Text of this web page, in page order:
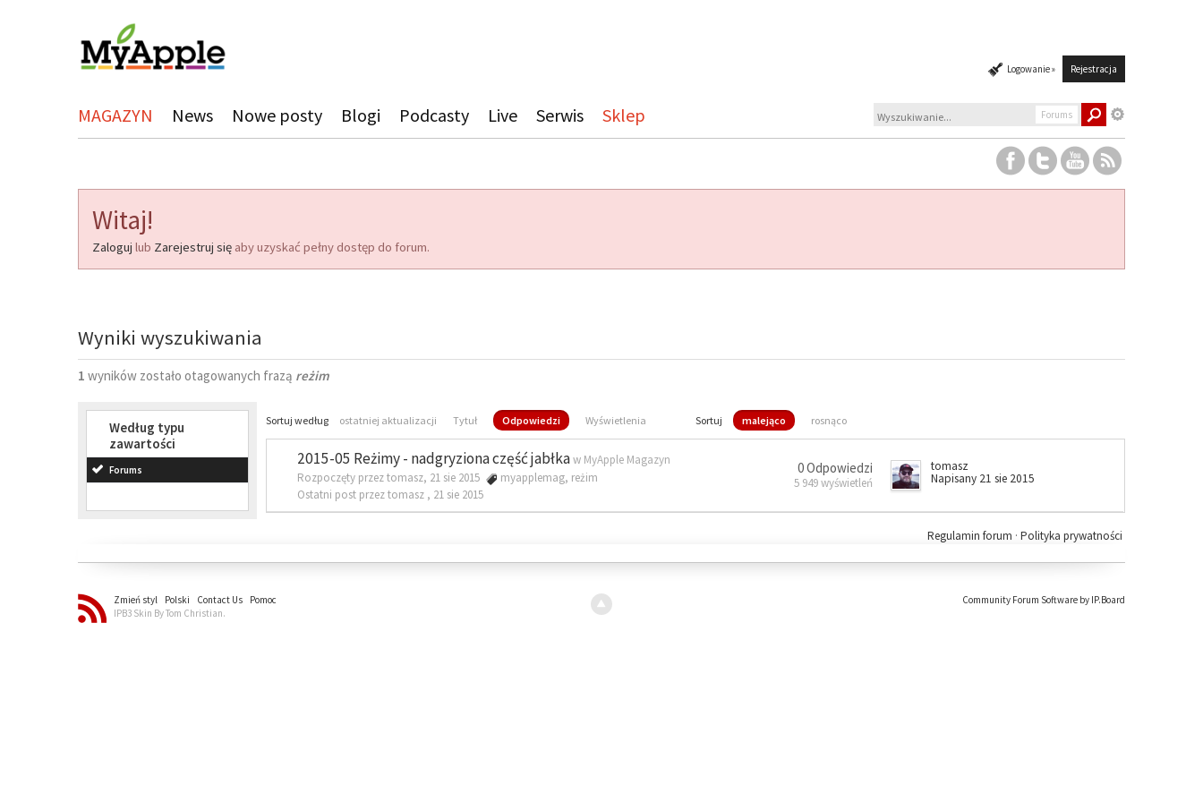
Logowanie » Rejestracja
MAGAZYN News Nowe posty Blogi Podcasty Live Serwis Sklep Forums
Witaj!
Zaloguj lub Zarejestruj się aby uzyskać pełny dostęp do forum.
Wyniki wyszukiwania
1 wyników zostało otagowanych frazą reżim
Według typu
zawartości
Forums
Sortuj według ostatniej aktualizacji Tytuł Odpowiedzi Wyświetlenia Sortuj malejąco rosnąco
2015-05 Reżimy - nadgryziona część jabłkaw MyApple Magazyn
Rozpoczęty przez tomasz, 21 sie 2015
myapplemag, reżim
Ostatni post przez tomasz , 21 sie 2015
0 Odpowiedzi
5 949 wyświetleń
tomasz
Napisany 21 sie 2015
Polityka prywatności
Regulamin forum ·
Zmień styl Polski Contact Us
Pomoc
IPB3 Skin By Tom Christian.
Community Forum Software by IP.Board